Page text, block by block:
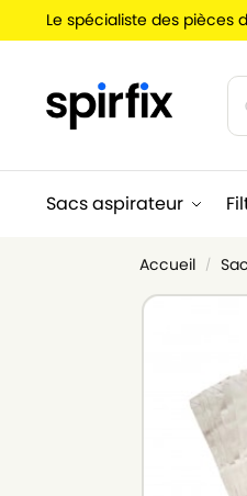
Le spécialiste des pièces
Sacs aspirateur
Accueil /